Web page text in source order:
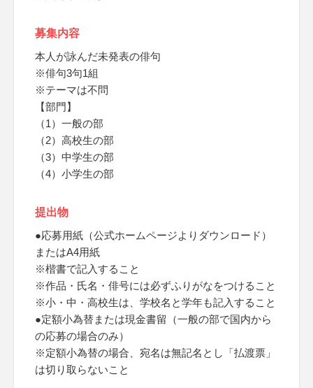
募集内容
本人が詠んだ未発表の俳句
※俳句3句1組
※テーマは不問
【部門】
（1）一般の部
（2）高校生の部
（3）中学生の部
（4）小学生の部
提出物
●応募用紙（公式ホームページよりダウンロード）
またはA4用紙
※楷書で記入すること
※作品・氏名・俳号には必ずふりがなをつけること
※小・中・高校生は、学校名と学年も記入すること
●定額小為替または現金書留（一般の部で国内から
の応募の場合のみ）
※定額小為替の場合、宛名は無記名とし「払渡票」
は切り取らないこと